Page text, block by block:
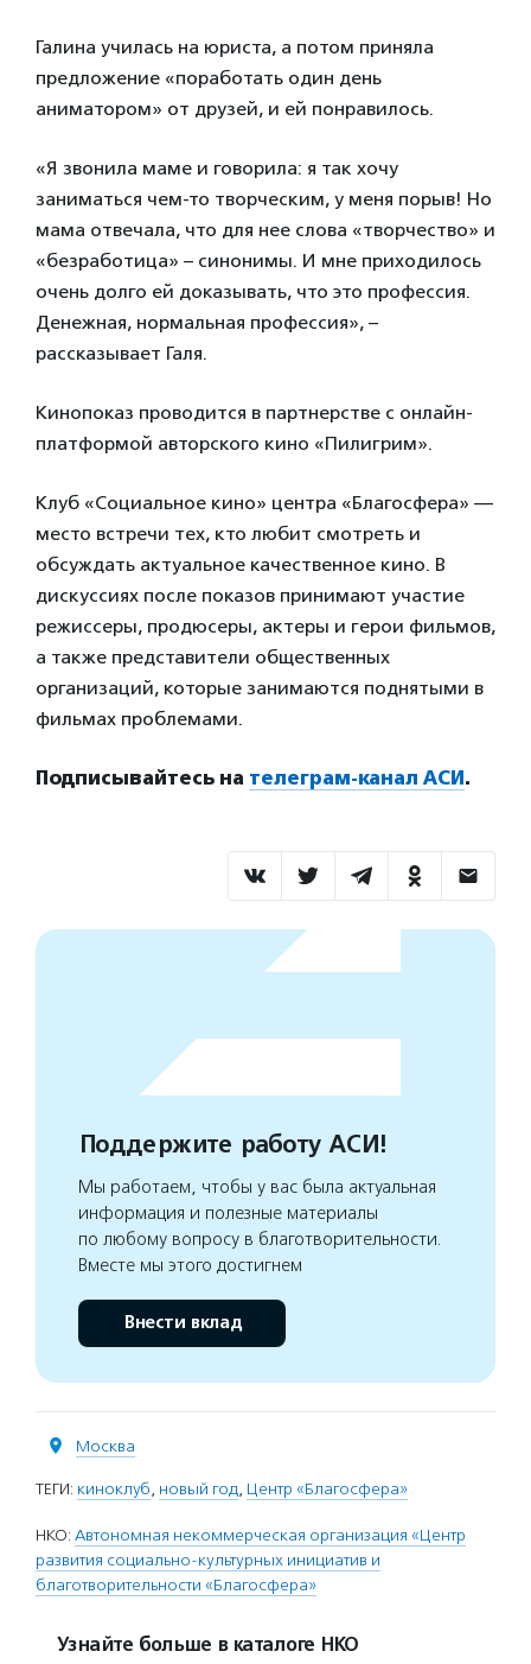
Галина училась на юриста, а потом приняла
предложение «поработать один день
аниматором» от друзей, и ей понравилось.
«Я звонила маме и говорила: я так хочу
заниматься чем-то творческим, у меня порыв! Но
мама отвечала, что для нее слова «творчество» и
«безработица» – синонимы. И мне приходилось
очень долго ей доказывать, что это профессия.
Денежная, нормальная профессия», –
рассказывает Галя.
Кинопоказ проводится в партнерстве с онлайн-
платформой авторского кино «Пилигрим».
Клуб «Социальное кино» центра «Благосфера» —
место встречи тех, кто любит смотреть и
обсуждать актуальное качественное кино. В
дискуссиях после показов принимают участие
режиссеры, продюсеры, актеры и герои фильмов,
а также представители общественных
организаций, которые занимаются поднятыми в
фильмах проблемами.
Подписывайтесь на телеграм-канал АСИ.
Поддержите работу АСИ!
Мы работаем, чтобы у вас была актуальная
информация и полезные материалы
по любому вопросу в благотворительности.
Вместе мы этого достигнем
Внести вклад
Москва
ТЕГИ: киноклуб, новый год, Центр «Благосфера»
НКО: Автономная некоммерческая организация «Центр
развития социально-культурных инициатив и
благотворительности «Благосфера»
Узнайте больше в каталоге НКО